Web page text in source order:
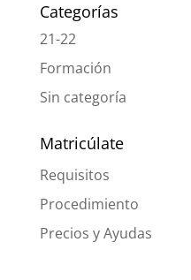
Categorías
21-22
Formación
Sin categoría
Matricúlate
Requisitos
Procedimiento
Precios y Ayudas